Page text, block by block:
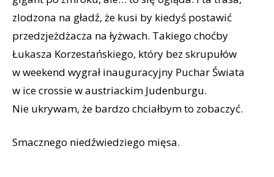
zlodzona na gładź, że kusi by kiedyś postawić
przedzjeżdżacza na łyżwach. Takiego choćby
Łukasza Korzestańskiego, który bez skrupułów
w weekend wygrał inauguracyjny Puchar Świata
w ice crossie w austriackim Judenburgu.
Nie ukrywam, że bardzo chciałbym to zobaczyć.
Smacznego niedźwiedziego mięsa.